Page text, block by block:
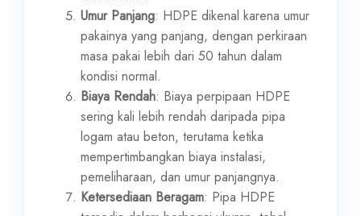
Umur Panjang: HDPE dikenal karena umur
pakainya yang panjang, dengan perkiraan
masa pakai lebih dari 50 tahun dalam
kondisi normal.
Biaya Rendah: Biaya perpipaan HDPE
sering kali lebih rendah daripada pipa
logam atau beton, terutama ketika
mempertimbangkan biaya instalasi,
pemeliharaan, dan umur panjangnya.
Ketersediaan Beragam: Pipa HDPE